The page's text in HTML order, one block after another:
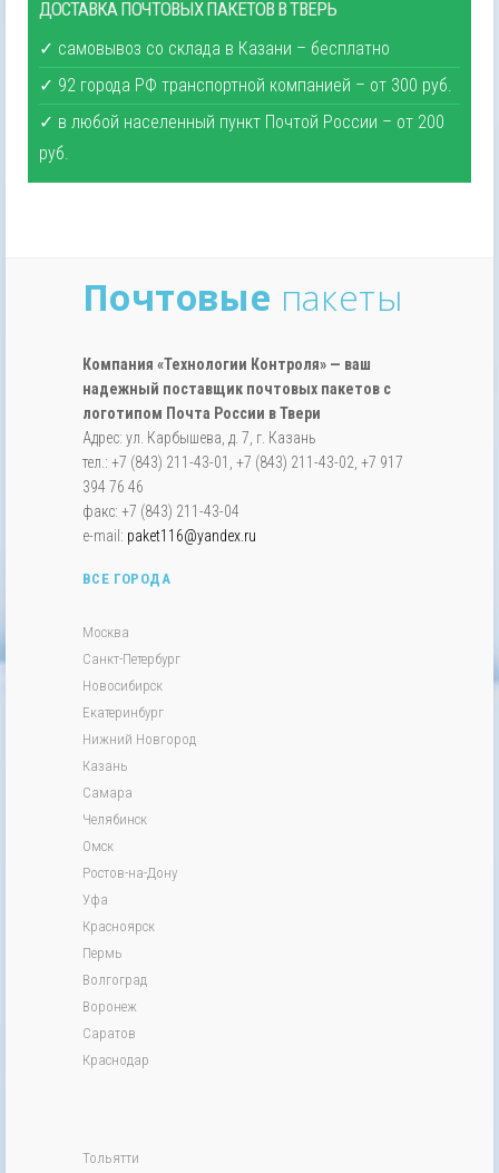
ДОСТАВКА ПОЧТОВЫХ ПАКЕТОВ В ТВЕРЬ
✓ самовывоз со склада в Казани – бесплатно
✓ 92 города РФ транспортной компанией – от 300 руб.
✓ в любой населенный пункт Почтой России – от 200
руб.
Почтовые пакеты
Компания «Технологии Контроля» — ваш
надежный поставщик почтовых пакетов с
логотипом Почта России в Твери
Адрес: ул. Карбышева, д. 7, г. Казань
тел.: +7 (843) 211-43-01, +7 (843) 211-43-02, +7 917
394 76 46
факс: +7 (843) 211-43-04
e-mail: paket116@yandex.ru
ВСЕ ГОРОДА
Москва
Санкт-Петербург
Новосибирск
Екатеринбург
Нижний Новгород
Казань
Самара
Челябинск
Омск
Ростов-на-Дону
Уфа
Красноярск
Пермь
Волгоград
Воронеж
Саратов
Краснодар
Тольятти